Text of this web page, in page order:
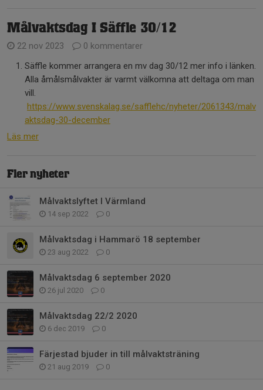
Målvaktsdag I Säffle 30/12
22 nov 2023
0 kommentarer
Säffle kommer arrangera en mv dag 30/12 mer info i länken.
Alla åmålsmålvakter är varmt välkomna att deltaga om man
vill.
https://www.svenskalag.se/safflehc/nyheter/2061343/malv
aktsdag-30-december
Läs mer
Fler nyheter
Målvaktslyftet I Värmland
14 sep 2022 0
Målvaktsdag i Hammarö 18 september
23 aug 2022 0
Målvaktsdag 6 september 2020
26 jul 2020 0
Målvaktsdag 22/2 2020
6 dec 2019 0
Färjestad bjuder in till målvaktsträning
21 aug 2019 0